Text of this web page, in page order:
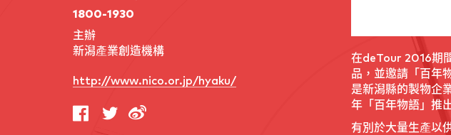
1800-1930
主辦
新潟產業創造機構
http://www.nico.or.jp/hyaku/
在deTour 2016期
品，並邀請「百年
是新潟縣的製物企
年「百年物語」推
有別於大量生產以